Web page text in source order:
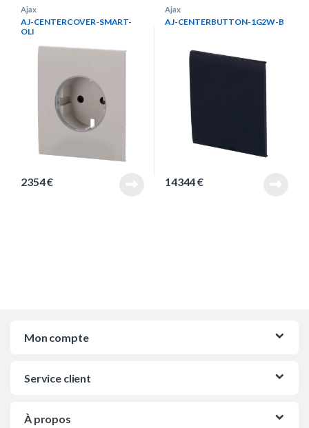
Ajax
AJ-CENTERCOVER-SMART-
OLI
2354€
Ajax
AJ-CENTERBUTTON-1G2W-B
14344€
Mon compte
Service client
À propos